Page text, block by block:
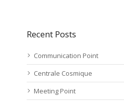
Recent Posts
Communication Point
Centrale Cosmique
Meeting Point